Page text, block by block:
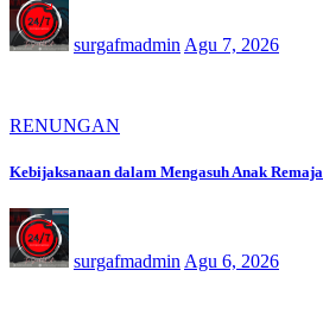
surgafmadmin Agu 7, 2026
RENUNGAN
Kebijaksanaan dalam Mengasuh Anak Remaja
surgafmadmin Agu 6, 2026